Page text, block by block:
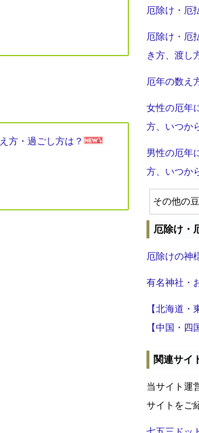
方・過ごし方は？
厄除け・厄
厄除け・厄
き方、渡し
厄年の数え
女性の厄年
方、いつか
男性の厄年
方、いつか
その他の
厄除け・
厄除けの神
有名神社・
【北海道・
【中国・四
関連サイ
当サイト運
サイトをご